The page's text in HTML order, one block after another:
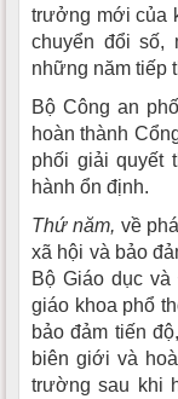
trưởng mới của
chuyển đổi số,
những năm tiếp
Bộ Công an
hoàn thành
phối giải quyết
hành ổn định.
Thứ năm, về
xã hội và bảo
Bộ Giáo dục
giáo khoa phổ
bảo đảm tiến
biên giới và
trường sau khi